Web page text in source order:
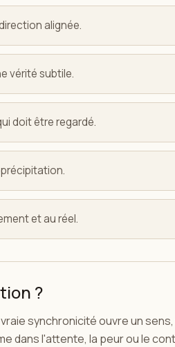
alignée.
vérité subtile.
doit être regardé.
et au réel.
?
synchronicité ouvre un
dans l'attente, la peur ou le